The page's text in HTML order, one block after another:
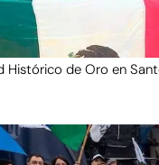
Histórico de Oro en